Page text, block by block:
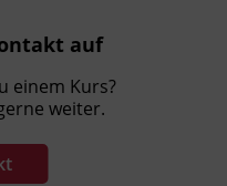
auf
einem Kurs?
weiter.